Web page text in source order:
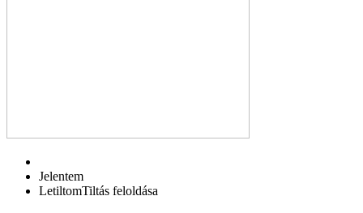
Jelentem
LetiltomTiltás feloldása